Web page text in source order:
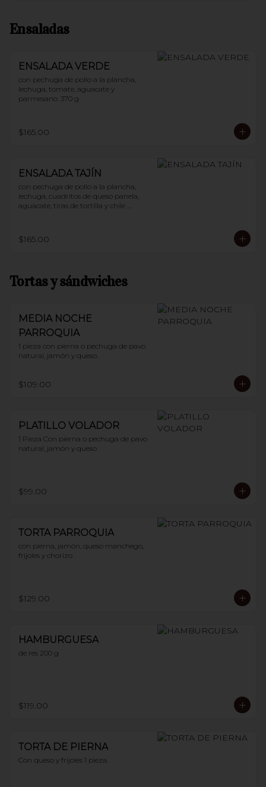
Ensaladas
ENSALADA VERDE
con pechuga de pollo a la plancha,
lechuga, tomate, aguacate y
parmesano. 370 g
$165.00
ENSALADA TAJÍN
con pechuga de pollo a la plancha,
lechuga, cuadritos de queso panela,
aguacate, tiras de tortilla y chile
$165.00
Tortas y sándwiches
MEDIA NOCHE
PARROQUIA
1 pieza con pierna o pechuga de pavo
natural, jamón y queso.
$109.00
PLATILLO VOLADOR
1 Pieza Con pierna o pechuga de pavo
natural, jamón y queso
$99.00
TORTA PARROQUIA
con pierna, jamón, queso manchego,
frijoles y chorizo .
$129.00
HAMBURGUESA
de res 200 g
$119.00
TORTA DE PIERNA
Con queso y frijoles 1 pieza.